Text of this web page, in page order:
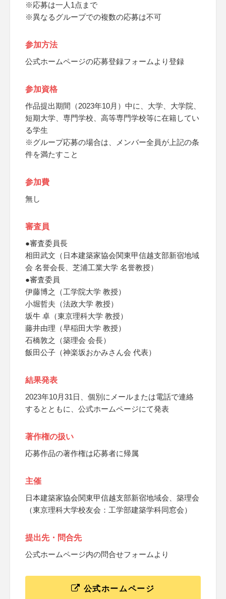
※応募は一人1点まで
※異なるグループでの複数の応募は不可
参加方法
公式ホームページの応募登録フォームより登録
参加資格
作品提出期間（2023年10月）中に、大学、大学院、
短期大学、専門学校、高等専門学校等に在籍してい
る学生
※グループ応募の場合は、メンバー全員が上記の条
件を満たすこと
参加費
無し
審査員
●審査委員長
相田武文（日本建築家協会関東甲信越支部新宿地域
会 名誉会長、芝浦工業大学 名誉教授）
●審査委員
伊藤博之（工学院大学 教授）
小堀哲夫（法政大学 教授）
坂牛 卓（東京理科大学 教授）
藤井由理（早稲田大学 教授）
石橋敦之（築理会 会長）
飯田公子（神楽坂おかみさん会 代表）
結果発表
2023年10月31日、個別にメールまたは電話で連絡
するとともに、公式ホームページにて発表
著作権の扱い
応募作品の著作権は応募者に帰属
主催
日本建築家協会関東甲信越支部新宿地域会、築理会
（東京理科大学校友会：工学部建築学科同窓会）
提出先・問合先
公式ホームページ内の問合せフォームより
公式ホームページ